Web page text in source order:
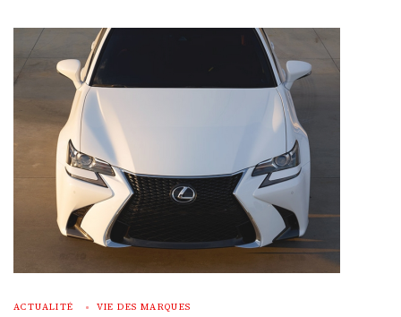
ACTUALITÉ VIE DES MARQUES